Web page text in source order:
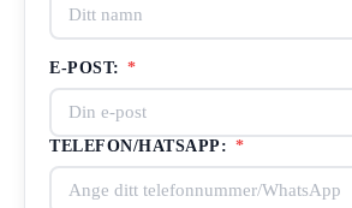
E-POST: *
TELEFON/HATSAPP: *